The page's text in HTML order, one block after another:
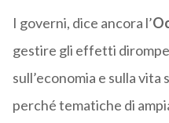
I governi, dice ancora l’
gestire gli effetti
sull’economia e sulla vita
perché tematiche di